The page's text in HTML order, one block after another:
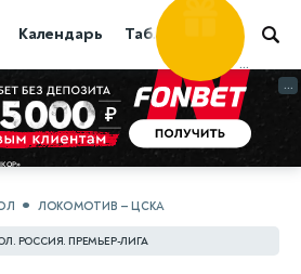
Календарь Таблица Прогнозы
...
...
ЛОКОМОТИВ — ЦСКА
РОССИЯ. ПРЕМЬЕР-ЛИГА